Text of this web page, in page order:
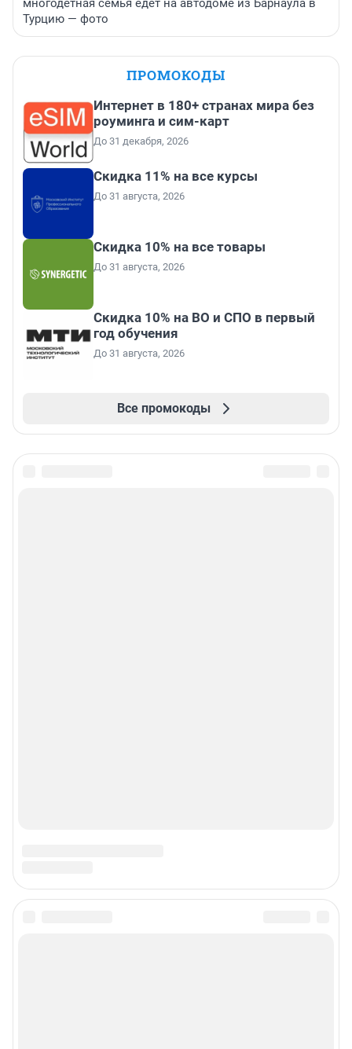
многодетная семья едет на автодоме из Барнаула в
Турцию — фото
ПРОМОКОДЫ
Интернет в 180+ странах мира без
роуминга и сим-карт
До 31 декабря, 2026
Скидка 11% на все курсы
До 31 августа, 2026
Скидка 10% на все товары
До 31 августа, 2026
Скидка 10% на ВО и СПО в первый
год обучения
До 31 августа, 2026
Все промокоды